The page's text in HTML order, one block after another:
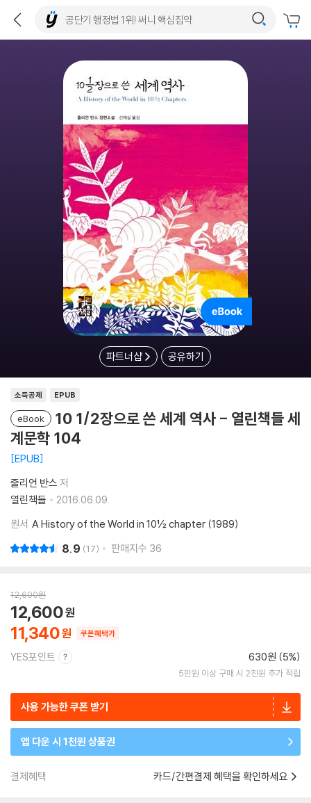
파트너샵 공유하기
소득공제 EPUB
eBook
10 1/2장으로 쓴 세계 역사 - 열린책들 세
계문학 104
EPUB
줄리언 반스 저
열린책들
2016.06.09.
원서 A History of the World in 10½ chapter (1989)
8.9 17 판매지수 36
12,600원
11,340
12,600
쿠폰혜택가
YES포인트 630원 (5%)
5만원 이상 구매 시 2천원 추가 적립
사용 가능한 쿠폰 받기
앱 다운 시 1천원 상품권
결제혜택 카드/간편결제 혜택을 확인하세요